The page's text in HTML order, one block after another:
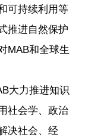
可持续利用等
推进自然保护
MAB和全球生
大力推进知识
社会学、政治
决社会、经